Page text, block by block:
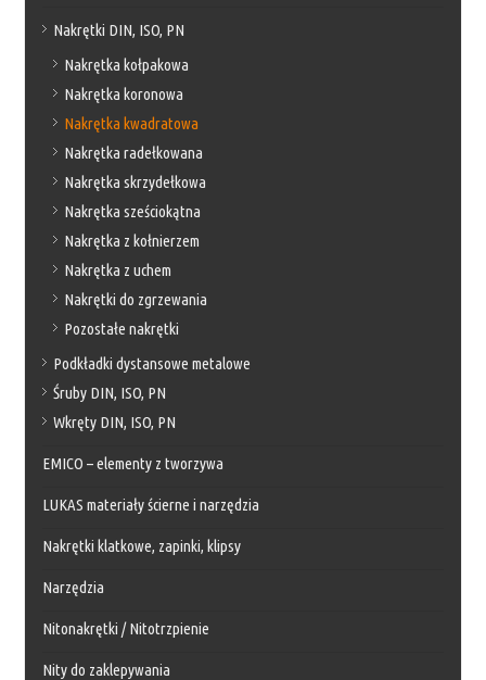
Nakrętki DIN, ISO, PN
Nakrętka kołpakowa
Nakrętka koronowa
Nakrętka kwadratowa
Nakrętka radełkowana
Nakrętka skrzydełkowa
Nakrętka sześciokątna
Nakrętka z kołnierzem
Nakrętka z uchem
Nakrętki do zgrzewania
Pozostałe nakrętki
Podkładki dystansowe metalowe
Śruby DIN, ISO, PN
Wkręty DIN, ISO, PN
EMICO – elementy z tworzywa
LUKAS materiały ścierne i narzędzia
Nakrętki klatkowe, zapinki, klipsy
Narzędzia
Nitonakrętki / Nitotrzpienie
Nity do zaklepywania